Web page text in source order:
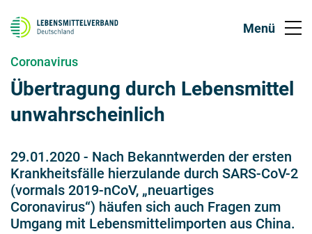
Coronavirus
Übertragung durch Lebensmittel
unwahrscheinlich
29.01.2020 - Nach Bekanntwerden der ersten
Krankheitsfälle hierzulande durch SARS-CoV-2
(vormals 2019-nCoV, „neuartiges
Coronavirus“) häufen sich auch Fragen zum
Umgang mit Lebensmittelimporten aus China.